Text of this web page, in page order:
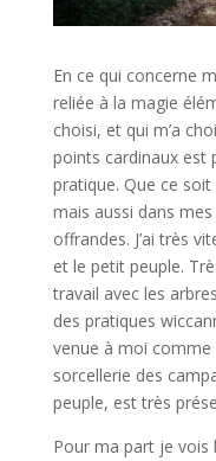
En ce qui concerne
reliée à la magie
choisi, et qui m’a
points cardinaux est
pratique. Que ce
mais aussi dans
offrandes. J’ai très
et le petit peuple.
travail avec les
des pratiques
venue à moi comme
sorcellerie des
peuple, est très
Pour ma part je vois